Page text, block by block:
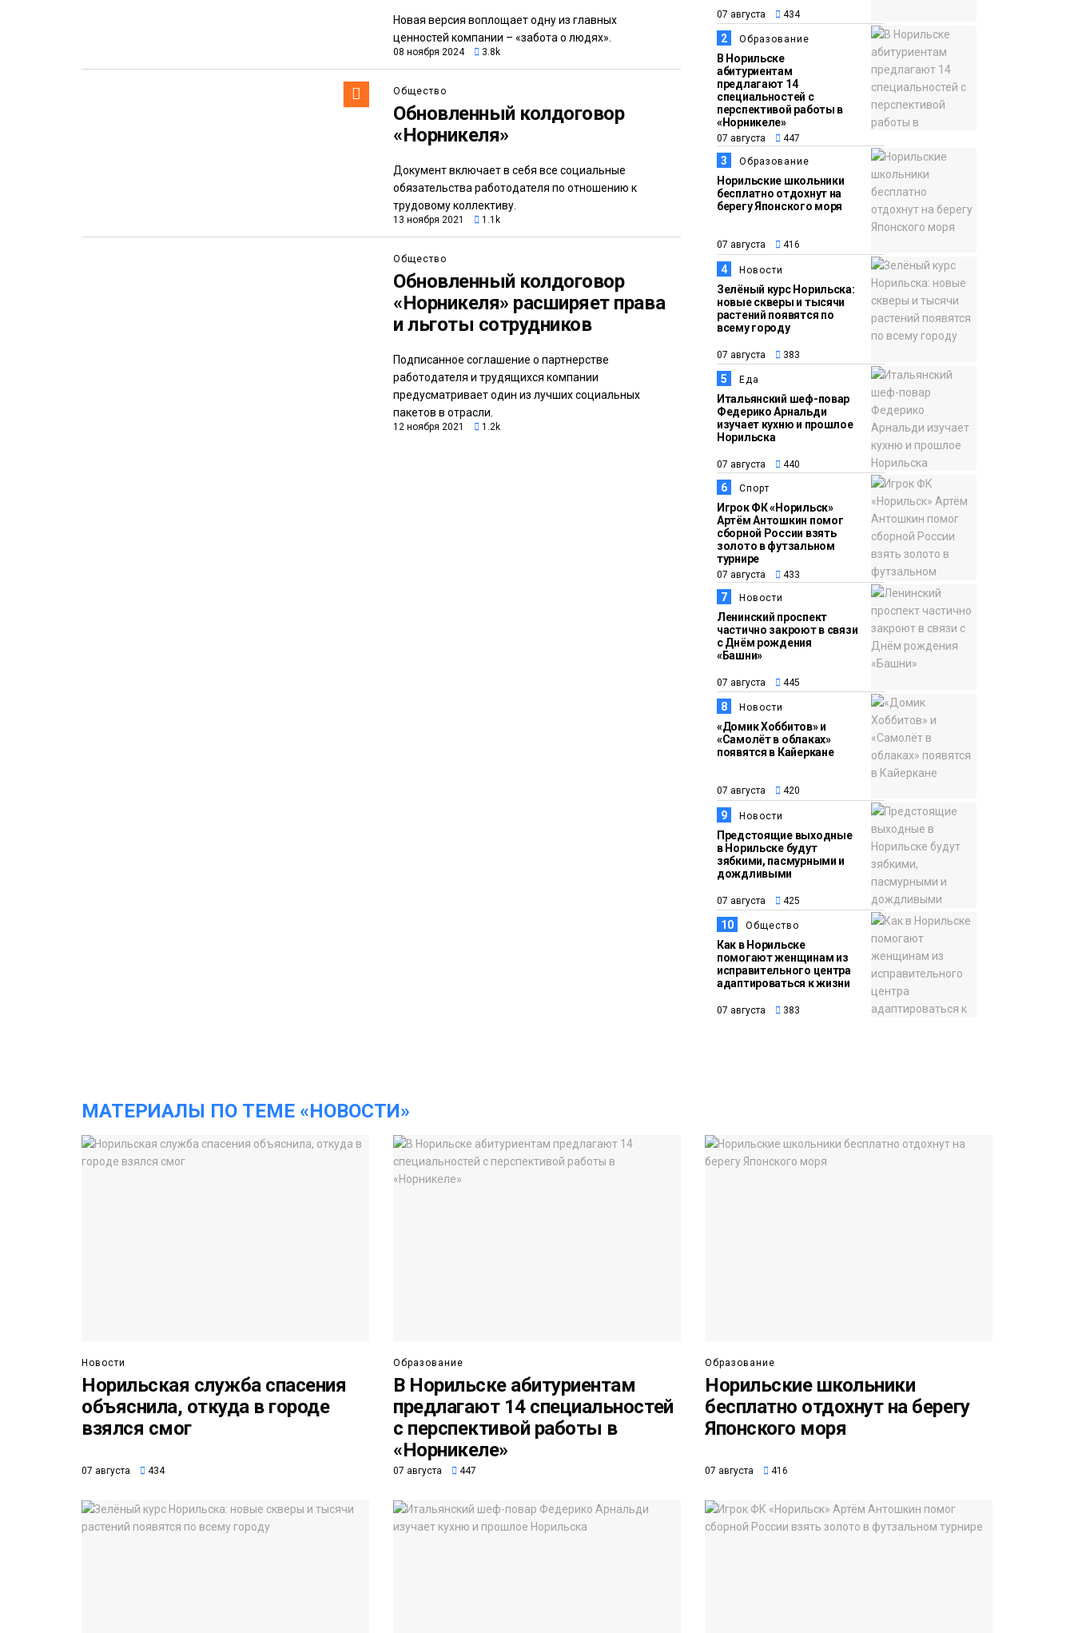
Новая версия воплощает одну из главных
ценностей компании – «забота о людях».
08 ноября 2024 3.8k
Общество
Обновленный колдоговор
«Норникеля»
Документ включает в себя все социальные
обязательства работодателя по отношению к
трудовому коллективу.
13 ноября 2021 1.1k
Общество
Обновленный колдоговор
«Норникеля» расширяет права
и льготы сотрудников
Подписанное соглашение о партнерстве
работодателя и трудящихся компании
предусматривает один из лучших социальных
пакетов в отрасли.
12 ноября 2021 1.2k
13:59
07 августа
Новости
«Домик Хоббитов» и
«Самолёт в облаках»
появятся в Кайеркане
13:08
07 августа
Новости
Предстоящие
выходные в
Норильске будут
зябкими, пасмурными
и дождливыми
07 августа
Общество
Как в Норильске
помогают женщинам
из исправительного
центра
адаптироваться к
жизни
07 августа 434
2 Образование
В Норильске
абитуриентам
предлагают 14
специальностей с
перспективой работы в
«Норникеле»
07 августа 447
3 Образование
Норильские школьники
бесплатно отдохнут на
берегу Японского моря
07 августа 416
4 Новости
Зелёный курс Норильска:
новые скверы и тысячи
растений появятся по
всему городу
07 августа 383
5 Еда
Итальянский шеф-повар
Федерико Арнальди
изучает кухню и прошлое
Норильска
07 августа 440
6 Спорт
Игрок ФК «Норильск»
Артём Антошкин помог
сборной России взять
золото в футзальном
турнире
07 августа 433
7 Новости
Ленинский проспект
частично закроют в связи
с Днём рождения
«Башни»
07 августа 445
8 Новости
«Домик Хоббитов» и
«Самолёт в облаках»
появятся в Кайеркане
07 августа 420
9 Новости
Предстоящие выходные
в Норильске будут
зябкими, пасмурными и
дождливыми
07 августа 425
10 Общество
Как в Норильске
помогают женщинам из
исправительного центра
адаптироваться к жизни
07 августа 383
МАТЕРИАЛЫ ПО ТЕМЕ «НОВОСТИ»
Новости
Норильская служба спасения
объяснила, откуда в городе
взялся смог
07 августа 434
Образование
В Норильске абитуриентам
предлагают 14 специальностей
с перспективой работы в
«Норникеле»
07 августа 447
Образование
Норильские школьники
бесплатно отдохнут на берегу
Японского моря
07 августа 416